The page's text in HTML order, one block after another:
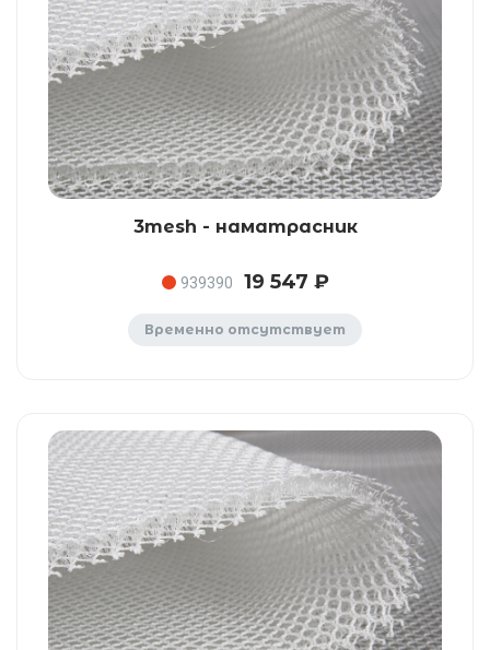
3mesh - наматрасник
939390 19 547 ₽
Временно отсутствует